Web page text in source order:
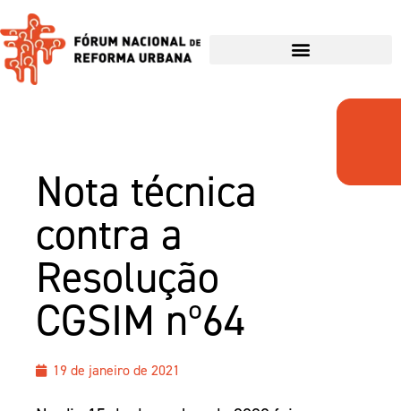
Nota técnica
contra a
Resolução
CGSIM nº64
19 de janeiro de 2021